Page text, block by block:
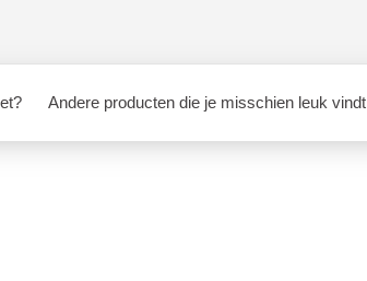
Andere producten die je misschien leuk vindt